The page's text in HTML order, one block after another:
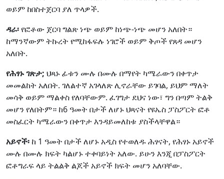
ወይም ከበስተጀርባ ያለ ጥላዎች.
ዳራ፡የፎቶው ጀርባ ግልጽ ነጭ ወይም ከነጭ-ነጭ መሆን አለበት።
ከማንኛውም ትኩረት የሚከፋፍሉ ነገሮች ወይም ቅጦች የጸዳ መሆን
አለበት.
የሕፃኑ ገጽታ; ህጻኑ ፊቱን ሙሉ በሙሉ በማየት ካሜራውን በቀጥታ
መመልከት አለበት. ገለልተኛ አገላለጽ ሊኖራቸው ይገባል, ይህም ማለት
መሳቅ ወይም ማልቀስ የለባቸውም. ፈገግታ ደህና ነው፣ ግን በጣም ትልቅ
መሆን የለበትም። ከ6 ዓመት በታች ለሆኑ ህጻናት የዩኤስ ፓስፖርት ፎቶ
መስፈርት ካሜራውን በቀጥታ እንዳይመለከቱ ያስችላቸዋል።
አይኖች፡ ከ 1 ዓመት በታች ለሆኑ አዲስ የተወለዱ ሕፃናት, የሕፃኑ አይኖች
ሙሉ በሙሉ ክፍት ካልሆኑ ተቀባይነት አለው. ይሁን እንጂ በፓስፖርት
ፎቶግራፍ ላይ ትልልቅ ልጆች አይኖች ክፍት መሆን አለባቸው.